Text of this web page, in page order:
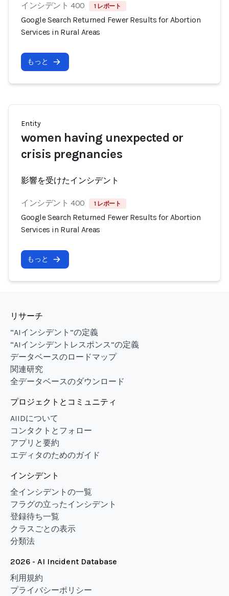
インシデント 400 1 レポート
Google Search Returned Fewer Results for Abortion
Services in Rural Areas
もっと
Entity
women having unexpected or
crisis pregnancies
影響を受けたインシデント
インシデント 400 1 レポート
Google Search Returned Fewer Results for Abortion
Services in Rural Areas
もっと
リサーチ
“AIインシデント”の定義
“AIインシデントレスポンス”の定義
データベースのロードマップ
関連研究
全データベースのダウンロード
プロジェクトとコミュニティ
AIIDについて
コンタクトとフォロー
アプリと要約
エディタのためのガイド
インシデント
全インシデントの一覧
フラグの立ったインシデント
登録待ち一覧
クラスごとの表示
分類法
2026 - AI Incident Database
利用規約
プライバシーポリシー